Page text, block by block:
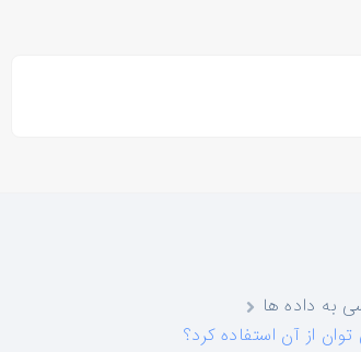
به داده ها
از آن استفاده کرد؟